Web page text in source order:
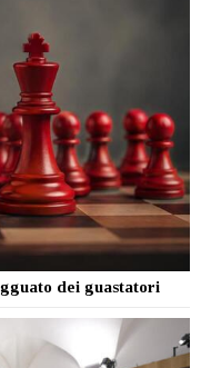
dei guastatori